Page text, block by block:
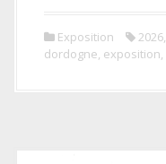
Exposition 2026,
dordogne, exposition,